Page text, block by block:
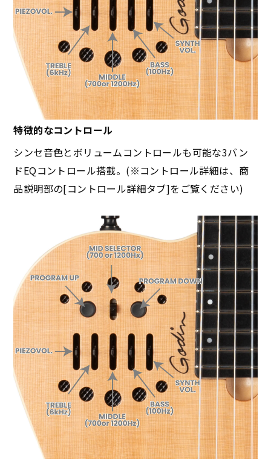
特徴的なコントロール
シンセ音色とボリュームコントロールも可能な3バン
ドEQコントロール搭載。(※コントロール詳細は、商
品説明部の[コントロール詳細タブ]をご覧ください)